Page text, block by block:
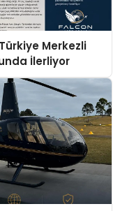
Merkezli
İlerliyor